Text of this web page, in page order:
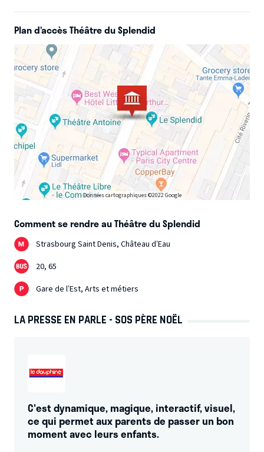
Plan d’accès Théâtre du Splendid
Données cartographiques ©2022 Google
Comment se rendre au Théâtre du Splendid
Strasbourg Saint Denis, Château d’Eau
20, 65
Gare de l’Est, Arts et métiers
LA PRESSE EN PARLE - SOS PÈRE NOËL
C'est dynamique, magique, interactif, visuel,
ce qui permet aux parents de passer un bon
moment avec leurs enfants.